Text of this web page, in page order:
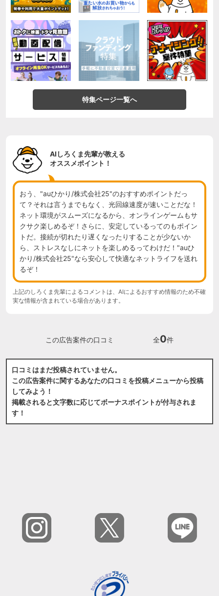
特集ページ一覧へ
AIしろくま先輩が教える
オススメポイント！
おう、"auひかり/株式会社25"のおすすめポイントだっ
て？それは言うまでもなく、光回線速度が速いことだな！
ネット環境がスムーズになるから、オンラインゲームもサ
クサク楽しめるぞ！さらに、安定しているってのもポイン
トだ。接続が切れたり遅くなったりすることが少ないか
ら、ストレスなしにネットを楽しめるってわけだ！"auひ
かり/株式会社25"なら安心して快適なネットライフを送れ
るぞ！
上記のしろくま先輩によるコメントは、AIによるおすすめ情報のため不確
実な情報が含まれている場合があります。
この広告案件の口コミ 全0件
口コミはまだ投稿されていません。
この広告案件に関するあなたの口コミを投稿メニューから投稿
してみよう！
掲載されると文字数に応じてボーナスポイントが付与されま
す！